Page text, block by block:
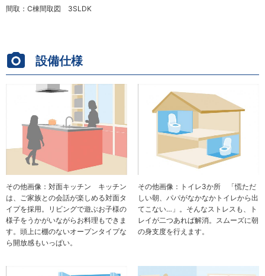
外観：C号棟 外壁は嬉しいお手入れのし易いサイディング仕様。モルタ
外観：C号棟 外壁は嬉しいお手入れのし易いサイディング仕様。モルタ
間取：C棟間取図 3SLDK
設備仕様
その他画像：対面キッチン キッチン
は、ご家族との会話が楽しめる対面タ
イプを採用。リビングで遊ぶお子様の
様子をうかがいながらお料理もできま
す。頭上に棚のないオープンタイプな
ら開放感もいっぱい。
その他画像：トイレ3か所 「慌ただ
しい朝、パパがなかなかトイレから出
てこない…」。そんなストレスも、ト
レイが二つあれば解消。スムーズに朝
の身支度を行えます。